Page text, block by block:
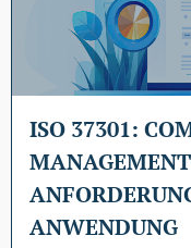
ISO 37301:
ANWENDUNG